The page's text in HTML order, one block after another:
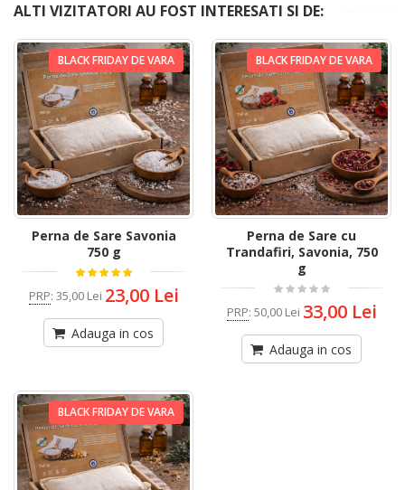
ALTI VIZITATORI AU FOST INTERESATI SI DE:
BLACK FRIDAY DE VARA
Perna de Sare Savonia
750 g
PRP: 35,00 Lei 23,00 Lei
Adauga in cos
BLACK FRIDAY DE VARA
Perna de Sare cu
Trandafiri, Savonia, 750
g
PRP: 50,00 Lei 33,00 Lei
Adauga in cos
BLACK FRIDAY DE VARA